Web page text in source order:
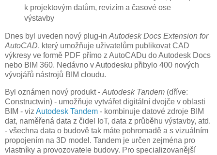
k projektovým datům, revizím a časové ose
výstavby
Dnes byl uveden nový plug-in Autodesk Docs Extension for
AutoCAD, který umožňuje uživatelům publikovat CAD
výkresy ve formě PDF přímo z AutoCADu do Autodesk Docs
nebo BIM 360. Nedávno v Autodesku přibylo 400 nových
vývojářů nástrojů BIM cloudu.
Byl oznámen nový produkt - Autodesk Tandem (dříve:
Constructwin) - umožňuje vytvářet digitální dvojče v oblasti
BIM - viz Autodesk Tandem - kombinuje datové zdroje BIM
dat, naměřená data z čidel IoT, data z průběhu výstavby, atd.
- všechna data o budově tak máte pohromadě a s vizuálním
propojením na 3D model. Tandem je určen zejména pro
vlastníky a provozovatele budovy. Pro specializovanější